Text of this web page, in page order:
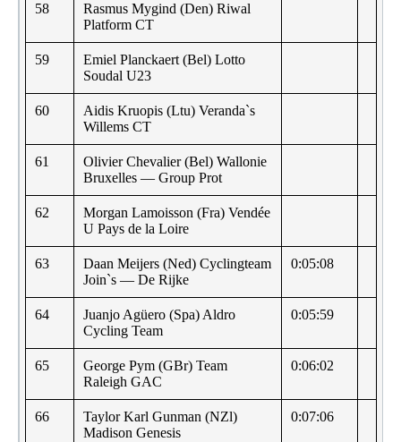
58
Rasmus Mygind (Den) Riwal
Platform CT
59
Emiel Planckaert (Bel) Lotto
Soudal U23
60
Aidis Kruopis (Ltu) Veranda`s
Willems CT
61
Olivier Chevalier (Bel) Wallonie
Bruxelles — Group Prot
62
Morgan Lamoisson (Fra) Vendée
U Pays de la Loire
63
Daan Meijers (Ned) Cyclingteam
Join`s — De Rijke
0:05:08
64
Juanjo Agüero (Spa) Aldro
Cycling Team
0:05:59
65
George Pym (GBr) Team
Raleigh GAC
0:06:02
66
Taylor Karl Gunman (NZl)
Madison Genesis
0:07:06